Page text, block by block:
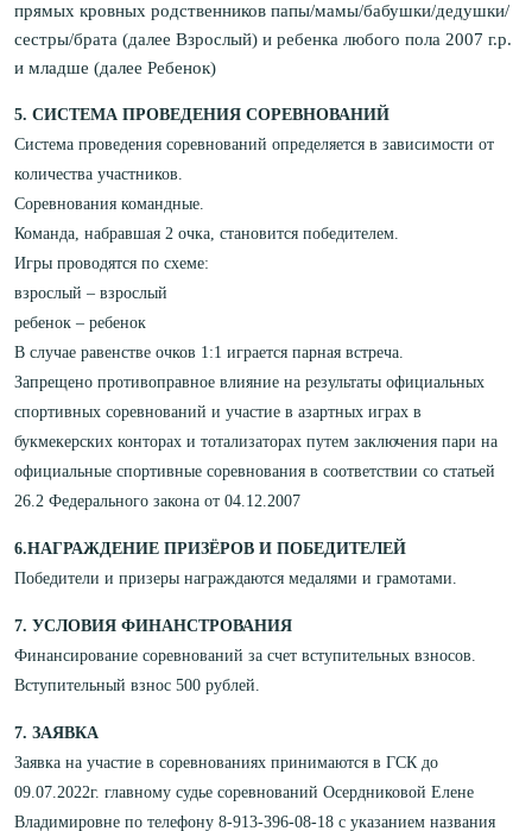
прямых кровных родственников папы/мамы/бабушки/дедушки/
сестры/брата (далее Взрослый) и ребенка любого пола 2007 г.р.
и младше (далее Ребенок)
5. СИСТЕМА ПРОВЕДЕНИЯ СОРЕВНОВАНИЙ
Система проведения соревнований определяется в зависимости от
количества участников.
Соревнования командные.
Команда, набравшая 2 очка, становится победителем.
Игры проводятся по схеме:
взрослый – взрослый
ребенок – ребенок
В случае равенстве очков 1:1 играется парная встреча.
Запрещено противоправное влияние на результаты официальных
спортивных соревнований и участие в азартных играх в
букмекерских конторах и тотализаторах путем заключения пари на
официальные спортивные соревнования в соответствии со статьей
26.2 Федерального закона от 04.12.2007
6.НАГРАЖДЕНИЕ ПРИЗЁРОВ И ПОБЕДИТЕЛЕЙ
Победители и призеры награждаются медалями и грамотами.
7. УСЛОВИЯ ФИНАНСТРОВАНИЯ
Финансирование соревнований за счет вступительных взносов.
Вступительный взнос 500 рублей.
7. ЗАЯВКА
Заявка на участие в соревнованиях принимаются в ГСК до
09.07.2022г. главному судье соревнований Осердниковой Елене
Владимировне по телефону 8-913-396-08-18 с указанием названия